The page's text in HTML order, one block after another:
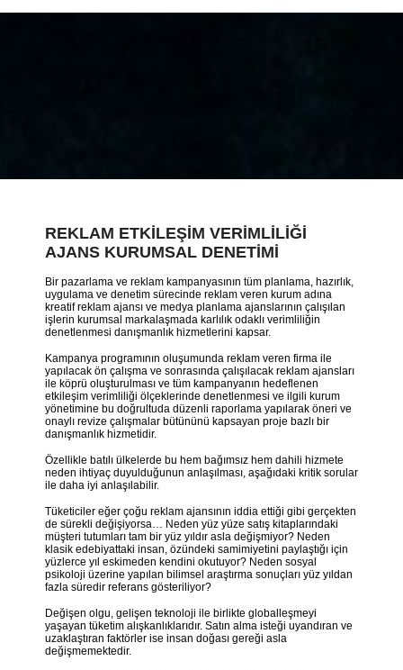
REKLAM ETKİLEŞİM VERİMLİLİĞİ
AJANS KURUMSAL DENETİMİ
Bir pazarlama ve reklam kampanyasının tüm planlama, hazırlık,
uygulama ve denetim sürecinde reklam veren kurum adına
kreatif reklam ajansı ve medya planlama ajanslarının çalışılan
işlerin kurumsal markalaşmada karlılık odaklı verimliliğin
denetlenmesi danışmanlık hizmetlerini kapsar.
Kampanya programının oluşumunda reklam veren firma ile
yapılacak ön çalışma ve sonrasında çalışılacak reklam ajansları
ile köprü oluşturulması ve tüm kampanyanın hedeflenen
etkileşim verimliliği ölçeklerinde denetlenmesi ve ilgili kurum
yönetimine bu doğrultuda düzenli raporlama yapılarak öneri ve
onaylı revize çalışmalar bütününü kapsayan proje bazlı bir
danışmanlık hizmetidir.
Özellikle batılı ülkelerde bu hem bağımsız hem dahili hizmete
neden ihtiyaç duyulduğunun anlaşılması, aşağıdaki kritik sorular
ile daha iyi anlaşılabilir.
Tüketiciler eğer çoğu reklam ajansının iddia ettiği gibi gerçekten
de sürekli değişiyorsa… Neden yüz yüze satış kitaplarındaki
müşteri tutumları tam bir yüz yıldır asla değişmiyor? Neden
klasik edebiyattaki insan, özündeki samimiyetini paylaştığı için
yüzlerce yıl eskimeden kendini okutuyor? Neden sosyal
psikoloji üzerine yapılan bilimsel araştırma sonuçları yüz yıldan
fazla süredir referans gösteriliyor?
Değişen olgu, gelişen teknoloji ile birlikte globalleşmeyi
yaşayan tüketim alışkanlıklarıdır. Satın alma isteği uyandıran ve
uzaklaştıran faktörler ise insan doğası gereği asla
değişmemektedir.